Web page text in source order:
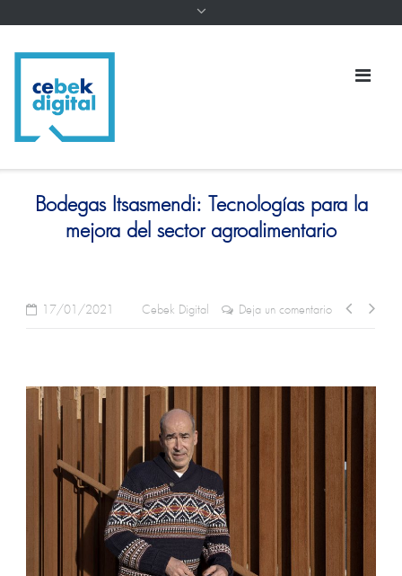
Bodegas Itsasmendi: Tecnologías para la
mejora del sector agroalimentario
17/01/2021 Cebek Digital Deja un comentario